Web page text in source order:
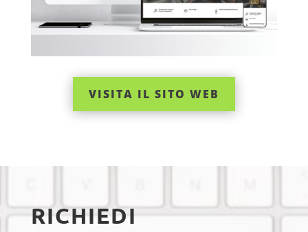
VISITA IL SITO WEB
RICHIEDI